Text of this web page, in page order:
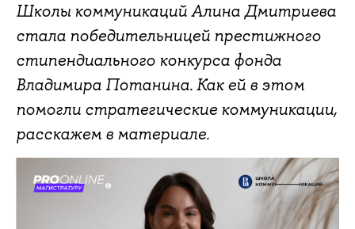
Школы коммуникаций Алина Дмитриева
стала победительницей престижного
стипендиального конкурса фонда
Владимира Потанина. Как ей в этом
помогли стратегические коммуникации,
расскажем в материале.